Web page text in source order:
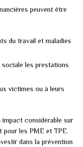
peuvent être
du travail et maladies
sociale les prestations
victimes ou à leurs
considérable sur
pour les PME et TPE.
dans la prévention